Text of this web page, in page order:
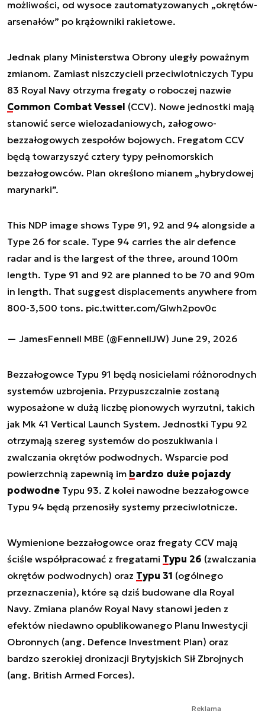
możliwości, od wysoce zautomatyzowanych „okrętów-
arsenałów” po krążowniki rakietowe.
Jednak plany Ministerstwa Obrony uległy poważnym
zmianom. Zamiast niszczycieli przeciwlotniczych Typu
83 Royal Navy otrzyma fregaty o roboczej nazwie
Common Combat Vessel (CCV). Nowe jednostki mają
stanowić serce wielozadaniowych, załogowo-
bezzałogowych zespołów bojowych. Fregatom CCV
będą towarzyszyć cztery typy pełnomorskich
bezzałogowców. Plan określono mianem „hybrydowej
marynarki”.
This NDP image shows Type 91, 92 and 94 alongside a
Type 26 for scale. Type 94 carries the air defence
radar and is the largest of the three, around 100m
length. Type 91 and 92 are planned to be 70 and 90m
in length. That suggest displacements anywhere from
800-3,500 tons. pic.twitter.com/GIwh2pov0c
— JamesFennell MBE (@FennellJW) June 29, 2026
Bezzałogowce Typu 91 będą nosicielami różnorodnych
systemów uzbrojenia. Przypuszczalnie zostaną
wyposażone w dużą liczbę pionowych wyrzutni, takich
jak Mk 41 Vertical Launch System. Jednostki Typu 92
otrzymają szereg systemów do poszukiwania i
zwalczania okrętów podwodnych. Wsparcie pod
powierzchnią zapewnią im bardzo duże pojazdy
podwodne Typu 93. Z kolei nawodne bezzałogowce
Typu 94 będą przenosiły systemy przeciwlotnicze.
Wymienione bezzałogowce oraz fregaty CCV mają
ściśle współpracować z fregatami Typu 26 (zwalczania
okrętów podwodnych) oraz Typu 31 (ogólnego
przeznaczenia), które są dziś budowane dla Royal
Navy. Zmiana planów Royal Navy stanowi jeden z
efektów niedawno opublikowanego Planu Inwestycji
Obronnych (ang. Defence Investment Plan) oraz
bardzo szerokiej dronizacji Brytyjskich Sił Zbrojnych
(ang. British Armed Forces).
Reklama